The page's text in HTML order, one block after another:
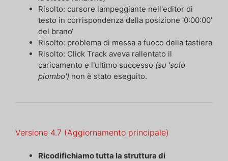
Risolto: cursore lampeggiante nell'editor di
testo in corrispondenza della posizione '0:00:00'
del brano‘
Risolto: problema di messa a fuoco della tastiera
Risolto: Click Track aveva rallentato il
caricamento e l'ultimo successo (su 'solo
piombo') non è stato eseguito.
Versione 4.7 (Aggiornamento principale)
Ricodifichiamo tutta la struttura di